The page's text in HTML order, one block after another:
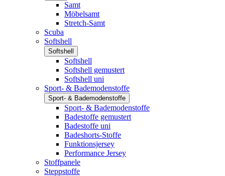
Samt
Möbelsamt
Stretch-Samt
Scuba
Softshell
Softshell
Softshell
Softshell gemustert
Softshell uni
Sport- & Bademodenstoffe
Sport- & Bademodenstoffe
Sport- & Bademodenstoffe
Badestoffe gemustert
Badestoffe uni
Badeshorts-Stoffe
Funktionsjersey
Performance Jersey
Stoffpanele
Steppstoffe